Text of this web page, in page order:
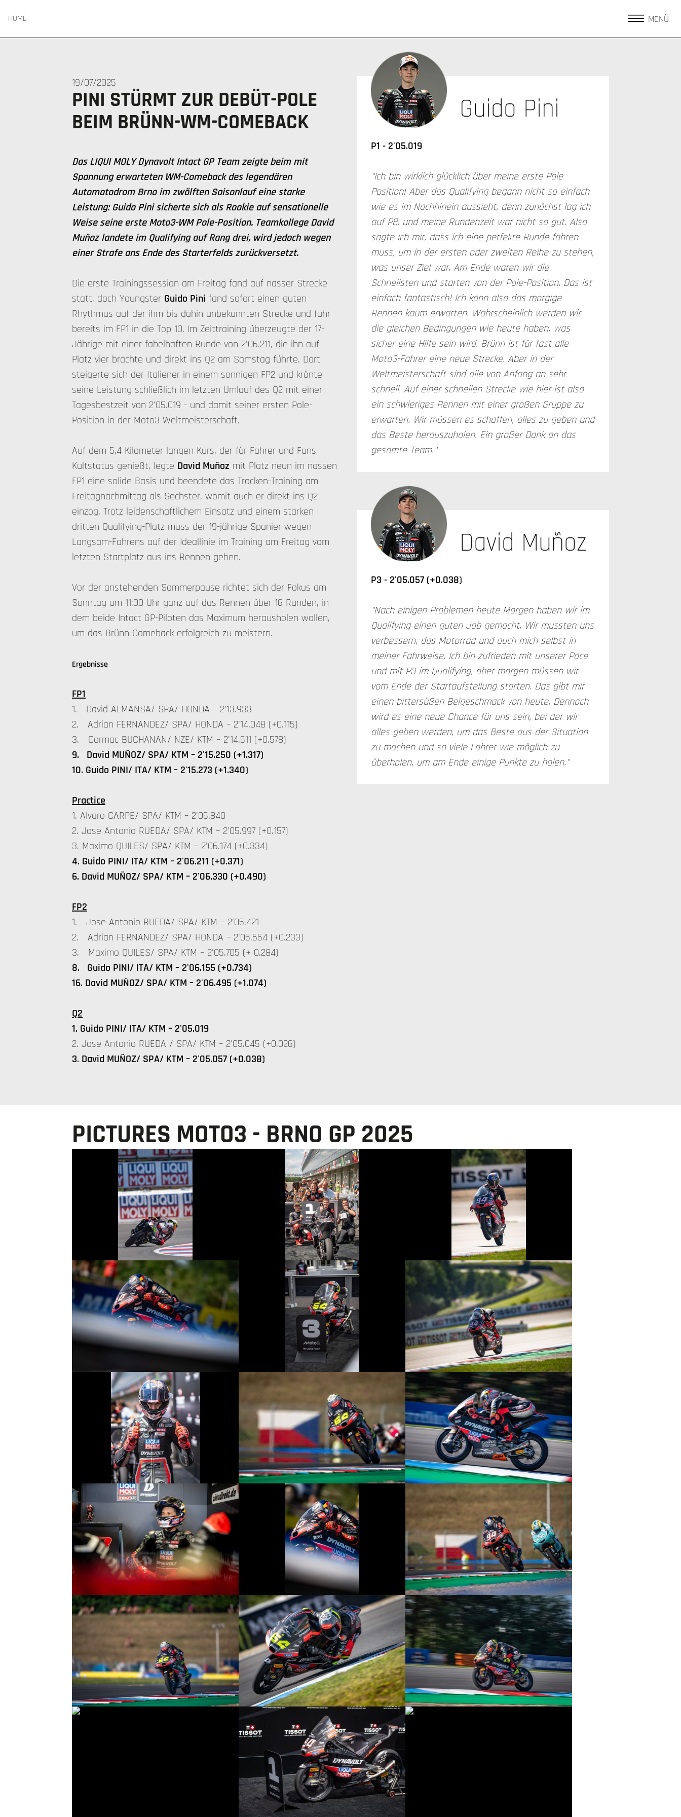
HOME MENÜ
19/07/2025
PINI STÜRMT ZUR DEBÜT-POLE
BEIM BRÜNN-WM-COMEBACK
Das LIQUI MOLY Dynavolt Intact GP Team zeigte beim mit
Spannung erwarteten WM-Comeback des legendären
Automotodrom Brno im zwölften Saisonlauf eine starke
Leistung: Guido Pini sicherte sich als Rookie auf sensationelle
Weise seine erste Moto3-WM Pole-Position. Teamkollege David
Muñoz landete im Qualifying auf Rang drei, wird jedoch wegen
einer Strafe ans Ende des Starterfelds zurückversetzt.
Die erste Trainingssession am Freitag fand auf nasser Strecke
statt, doch Youngster Guido Pini fand sofort einen guten
Rhythmus auf der ihm bis dahin unbekannten Strecke und fuhr
bereits im FP1 in die Top 10. Im Zeittraining überzeugte der 17-
Jährige mit einer fabelhaften Runde von 2'06.211, die ihn auf
Platz vier brachte und direkt ins Q2 am Samstag führte. Dort
steigerte sich der Italiener in einem sonnigen FP2 und krönte
seine Leistung schließlich im letzten Umlauf des Q2 mit einer
Tagesbestzeit von 2'05.019 - und damit seiner ersten Pole-
Position in der Moto3-Weltmeisterschaft.
Auf dem 5,4 Kilometer langen Kurs, der für Fahrer und Fans
Kultstatus genießt, legte David Muñoz mit Platz neun im nassen
FP1 eine solide Basis und beendete das Trocken-Training am
Freitagnachmittag als Sechster, womit auch er direkt ins Q2
einzog. Trotz leidenschaftlichem Einsatz und einem starken
dritten Qualifying-Platz muss der 19-jährige Spanier wegen
Langsam-Fahrens auf der Ideallinie im Training am Freitag vom
letzten Startplatz aus ins Rennen gehen.
Vor der anstehenden Sommerpause richtet sich der Fokus am
Sonntag um 11:00 Uhr ganz auf das Rennen über 16 Runden, in
dem beide Intact GP-Piloten das Maximum herausholen wollen,
um das Brünn-Comeback erfolgreich zu meistern.
Ergebnisse
FP1
1. David ALMANSA/ SPA/ HONDA – 2'13.933
2. Adrian FERNANDEZ/ SPA/ HONDA – 2'14.048 (+0.115)
3. Cormac BUCHANAN/ NZE/ KTM – 2'14.511 (+0.578)
9. David MUÑOZ/ SPA/ KTM – 2'15.250 (+1.317)
10. Guido PINI/ ITA/ KTM – 2'15.273 (+1.340)
Practice
1. Alvaro CARPE/ SPA/ KTM – 2'05.840
2. Jose Antonio RUEDA/ SPA/ KTM – 2'05.997 (+0.157)
3. Maximo QUILES/ SPA/ KTM – 2'06.174 (+0.334)
4. Guido PINI/ ITA/ KTM – 2'06.211 (+0.371)
6. David MUÑOZ/ SPA/ KTM – 2'06.330 (+0.490)
FP2
1. Jose Antonio RUEDA/ SPA/ KTM – 2'05.421
2. Adrian FERNANDEZ/ SPA/ HONDA – 2'05.654 (+0.233)
3. Maximo QUILES/ SPA/ KTM – 2'05.705 (+ 0.284)
8. Guido PINI/ ITA/ KTM – 2'06.155 (+0.734)
16. David MUÑOZ/ SPA/ KTM – 2'06.495 (+1.074)
Q2
1. Guido PINI/ ITA/ KTM – 2'05.019
2. Jose Antonio RUEDA / SPA/ KTM – 2'05.045 (+0.026)
3. David MUÑOZ/ SPA/ KTM – 2'05.057 (+0.038)
Guido Pini
P1 - 2'05.019
"Ich bin wirklich glücklich über meine erste Pole
Position! Aber das Qualifying begann nicht so einfach
wie es im Nachhinein aussieht, denn zunächst lag ich
auf P8, und meine Rundenzeit war nicht so gut. Also
sagte ich mir, dass ich eine perfekte Runde fahren
muss, um in der ersten oder zweiten Reihe zu stehen,
was unser Ziel war. Am Ende waren wir die
Schnellsten und starten von der Pole-Position. Das ist
einfach fantastisch! Ich kann also das morgige
Rennen kaum erwarten. Wahrscheinlich werden wir
die gleichen Bedingungen wie heute haben, was
sicher eine Hilfe sein wird. Brünn ist für fast alle
Moto3-Fahrer eine neue Strecke. Aber in der
Weltmeisterschaft sind alle von Anfang an sehr
schnell. Auf einer schnellen Strecke wie hier ist also
ein schwieriges Rennen mit einer großen Gruppe zu
erwarten. Wir müssen es schaffen, alles zu geben und
das Beste herauszuholen. Ein großer Dank an das
gesamte Team."
David Muñoz
P3 - 2'05.057 (+0.038)
"Nach einigen Problemen heute Morgen haben wir im
Qualifying einen guten Job gemacht. Wir mussten uns
verbessern, das Motorrad und auch mich selbst in
meiner Fahrweise. Ich bin zufrieden mit unserer Pace
und mit P3 im Qualifying, aber morgen müssen wir
vom Ende der Startaufstellung starten. Das gibt mir
einen bittersüßen Beigeschmack von heute. Dennoch
wird es eine neue Chance für uns sein, bei der wir
alles geben werden, um das Beste aus der Situation
zu machen und so viele Fahrer wie möglich zu
überholen, um am Ende einige Punkte zu holen."
PICTURES MOTO3 - BRNO GP 2025
© R.Lekl © R.Lekl
© R.Lekl © R.Lekl
© R.Lekl © R.Lekl
© R.Lekl © R.Lekl © R.Lekl
© R.Lekl